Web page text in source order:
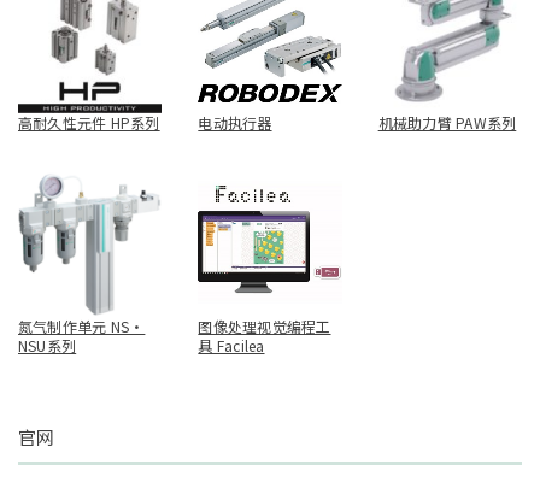
高耐久性元件 HP系列 电动执行器 机械助力臂 PAW系列
氮气制作单元 NS・
NSU系列
图像处理视觉编程工
具 Facilea
官网